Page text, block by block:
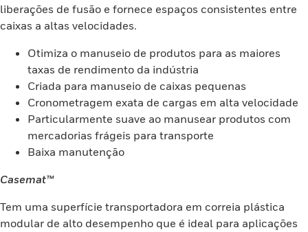
liberações de fusão e fornece espaços consistentes entre
caixas a altas velocidades.
Otimiza o manuseio de produtos para as maiores
taxas de rendimento da indústria
Criada para manuseio de caixas pequenas
Cronometragem exata de cargas em alta velocidade
Particularmente suave ao manusear produtos com
mercadorias frágeis para transporte
Baixa manutenção
Casemat™
Tem uma superfície transportadora em correia plástica
modular de alto desempenho que é ideal para aplicações